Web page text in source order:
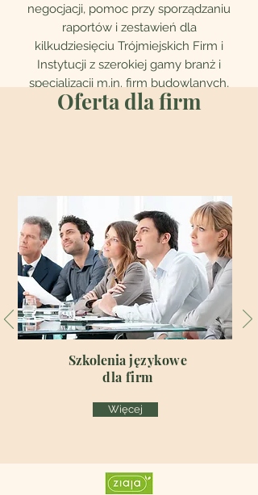
negocjacji, pomoc przy sporządzaniu
raportów i zestawień dla
kilkudziesięciu Trójmiejskich Firm i
Instytucji z szerokiej gamy branż i
specjalizacji m.in. firm budowlanych,
logistyczno-spedycyjnych,
Oferta dla firm
Szkoleniajęzykowe
dla firm
Więcej